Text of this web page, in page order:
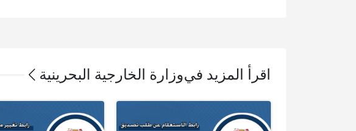
اقرأ المزيد فيوزارة الخارجية البحرينية